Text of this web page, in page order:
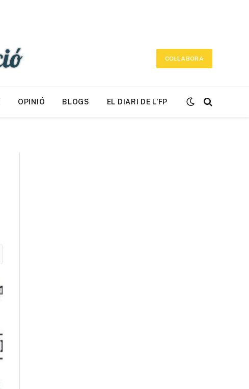
COL·LABORA
OPINIÓ BLOGS EL DIARI DE L’FP